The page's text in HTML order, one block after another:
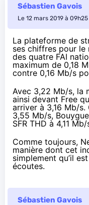
Sébastien Gavois
Le 12 mars 2019 à 09h25
La plateforme de
ses chiffres pour le
des quatre FAI
maximum de 0,18
contre 0,16 Mb/s
Avec 3,22 Mb/s, la
ainsi devant Free
arriver à 3,16 Mb/s.
3,55 Mb/s,
SFR THD à 4,11 Mb/
Comme toujours,
manière dont cet
simplement qu’il
écoutes.
Sébastien Gavois